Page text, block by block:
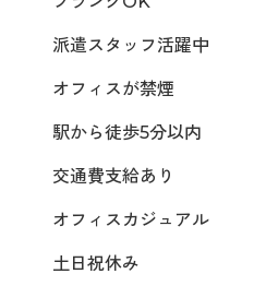
派遣スタッフ活躍中
オフィスが禁煙
駅から徒歩5分以内
交通費支給あり
オフィスカジュアル
土日祝休み